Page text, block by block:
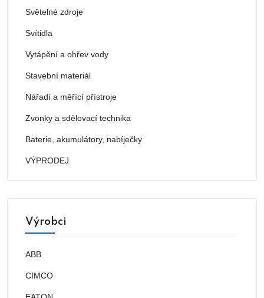
Světelné zdroje
Svítidla
Vytápění a ohřev vody
Stavební materiál
Nářadí a měřící přístroje
Zvonky a sdělovací technika
Baterie, akumulátory, nabíječky
VÝPRODEJ
Výrobci
ABB
CIMCO